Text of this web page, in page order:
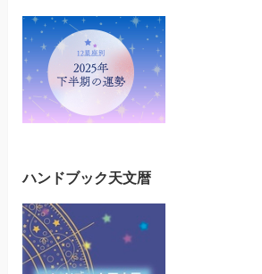
ハンドブック天文暦